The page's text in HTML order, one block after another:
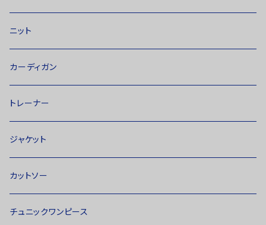
ニット
カーディガン
トレーナー
ジャケット
カットソー
チュニックワンピース